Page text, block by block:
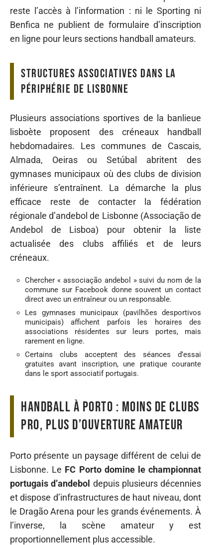
reste l’accès à l’information : ni le Sporting ni
Benfica ne publient de formulaire d’inscription
en ligne pour leurs sections handball amateurs.
Structures associatives dans la
périphérie de Lisbonne
Plusieurs associations sportives de la banlieue
lisboète proposent des créneaux handball
hebdomadaires. Les communes de Cascais,
Almada, Oeiras ou Setúbal abritent des
gymnases municipaux où des clubs de division
inférieure s’entraînent. La démarche la plus
efficace reste de contacter la fédération
régionale d’andebol de Lisbonne (Associação de
Andebol de Lisboa) pour obtenir la liste
actualisée des clubs affiliés et de leurs
créneaux.
Chercher « associação andebol » suivi du nom de la
commune sur Facebook donne souvent un contact
direct avec un entraîneur ou un responsable.
Les gymnases municipaux (pavilhões desportivos
municipais) affichent parfois les horaires des
associations résidentes sur leurs portes, mais
rarement en ligne.
Certains clubs acceptent des séances d’essai
gratuites avant inscription, une pratique courante
dans le sport associatif portugais.
Handball à Porto : moins de clubs
pro, plus d’ouverture amateur
Porto présente un paysage différent de celui de
Lisbonne. Le FC Porto domine le championnat
portugais d’andebol depuis plusieurs décennies
et dispose d’infrastructures de haut niveau, dont
le Dragão Arena pour les grands événements. À
l’inverse, la scène amateur y est
proportionnellement plus accessible.